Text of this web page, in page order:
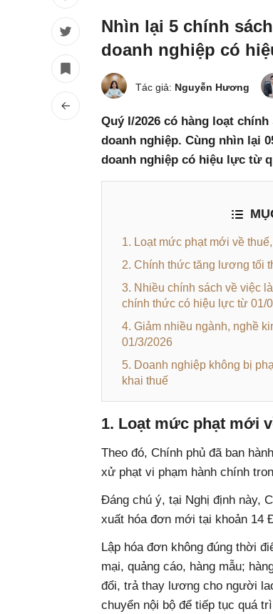
Nhìn lại 5 chính
doanh nghiệp có
Tác giả: Nguyễn Hương
Quý I/2026 có hàng loạt
doanh nghiệp. Cùng nhìn lại
doanh nghiệp có hiệu lực từ
1. Loạt mức phạt mới về
2. Chính thức tăng lương tối
3. Nhiều chính sách về việc
chính thức có hiệu lực từ 01/
4. Giảm nhiều ngành, nghề
01/3/2026
5. Doanh nghiệp không bị
khai thuế
1. Loạt mức phạt mới
Theo đó, Chính phủ đã ban hành
xử phạt vi phạm hành chính
Đáng chú ý, tại Nghị định này,
xuất hóa đơn mới tại khoản 14
Lập hóa đơn không đúng thời
mại, quảng cáo, hàng mẫu;
đổi, trả thay lương cho người
chuyển nội bộ để tiếp tục quá